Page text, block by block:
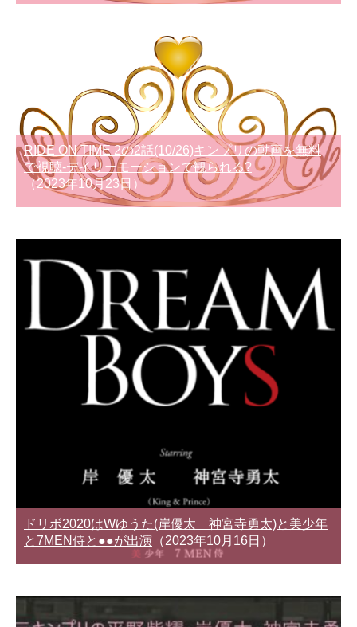
RIDE ON TIME 2の2話(10/26)キンプリの動画を無料
で視聴-デイリーモーションで観られる?
（2023年10月23日）
ドリボ2020はWゆうた(岸優太 神宮寺勇太)と美少年
と7MEN侍と●●が出演 （2023年10月16日）